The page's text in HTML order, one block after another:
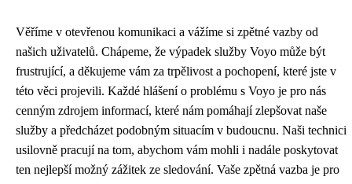
Věříme v otevřenou komunikaci a vážíme si zpětné vazby od
našich uživatelů. Chápeme, že výpadek služby Voyo může být
frustrující, a děkujeme vám za trpělivost a pochopení, které jste v
této věci projevili. Každé hlášení o problému s Voyo je pro nás
cenným zdrojem informací, které nám pomáhají zlepšovat naše
služby a předcházet podobným situacím v budoucnu. Naši technici
usilovně pracují na tom, abychom vám mohli i nadále poskytovat
ten nejlepší možný zážitek ze sledování. Vaše zpětná vazba je pro